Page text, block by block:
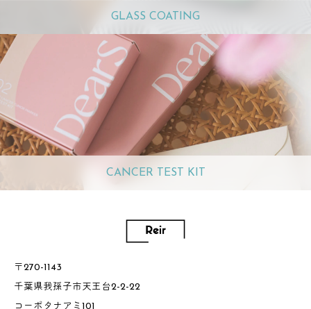
GLASS COATING
CANCER TEST KIT
〒270-1143
千葉県我孫子市天王台2-2-22
コーポタナアミ101